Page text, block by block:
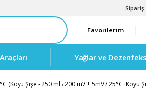
Sipariş
Favorilerim
Yağlar ve
(Koyu Şişe - 250 ml / 200 mV ± 5mV / 25°C (Koyu